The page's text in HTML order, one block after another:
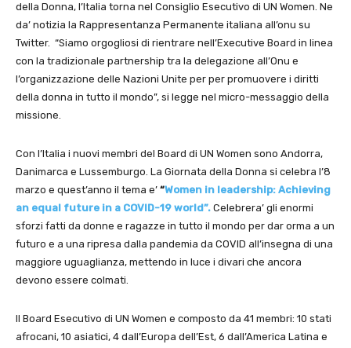
della Donna, l’Italia torna nel Consiglio Esecutivo di UN Women. Ne
da’ notizia la Rappresentanza Permanente italiana all’onu su
Twitter. “Siamo orgogliosi di rientrare nell’Executive Board in linea
con la tradizionale partnership tra la delegazione all’Onu e
l’organizzazione delle Nazioni Unite per per promuovere i diritti
della donna in tutto il mondo”, si legge nel micro-messaggio della
missione.
Con l’Italia i nuovi membri del Board di UN Women sono Andorra,
Danimarca e Lussemburgo. La Giornata della Donna si celebra l’8
marzo e quest’anno il tema e’ “Women in leadership: Achieving
an equal future in a COVID-19 world”. Celebrera’ gli enormi
sforzi fatti da donne e ragazze in tutto il mondo per dar orma a un
futuro e a una ripresa dalla pandemia da COVID all’insegna di una
maggiore uguaglianza, mettendo in luce i divari che ancora
devono essere colmati.
Il Board Esecutivo di UN Women e composto da 41 membri: 10 stati
afrocani, 10 asiatici, 4 dall’Europa dell’Est, 6 dall’America Latina e